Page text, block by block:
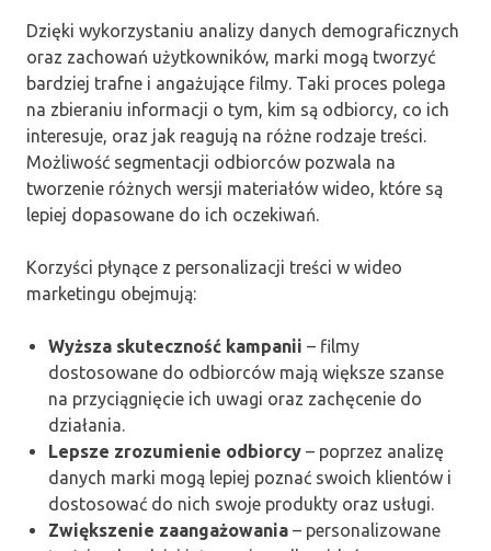
Dzięki wykorzystaniu analizy danych demograficznych
oraz zachowań użytkowników, marki mogą tworzyć
bardziej trafne i angażujące filmy. Taki proces polega
na zbieraniu informacji o tym, kim są odbiorcy, co ich
interesuje, oraz jak reagują na różne rodzaje treści.
Możliwość segmentacji odbiorców pozwala na
tworzenie różnych wersji materiałów wideo, które są
lepiej dopasowane do ich oczekiwań.
Korzyści płynące z personalizacji treści w wideo
marketingu obejmują:
Wyższa skuteczność kampanii – filmy
dostosowane do odbiorców mają większe szanse
na przyciągnięcie ich uwagi oraz zachęcenie do
działania.
Lepsze zrozumienie odbiorcy – poprzez analizę
danych marki mogą lepiej poznać swoich klientów i
dostosować do nich swoje produkty oraz usługi.
Zwiększenie zaangażowania – personalizowane